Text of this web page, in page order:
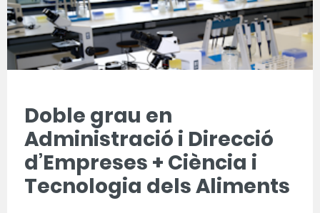
Doble grau en
Administració i Direcció
d’Empreses + Ciència i
Tecnologia dels Aliments